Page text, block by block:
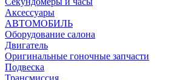
Аксессуары
АВТОМОБИЛЬ
Оборудование салона
Двигатель
Оригинальные гоночные запчасти
Подвеска
Трансмиссия